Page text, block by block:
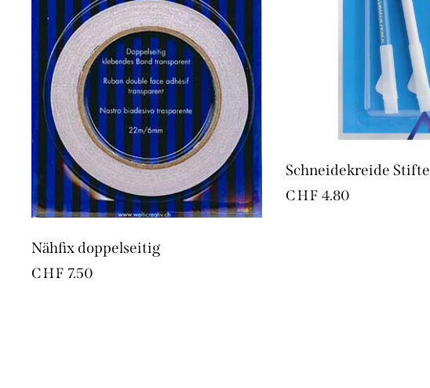
Nähfix doppelseitig
CHF 7.50
Schneidekreide Stifte
CHF 4.80